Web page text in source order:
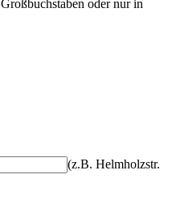
oder nur in
(z.B. Helmholzstr.